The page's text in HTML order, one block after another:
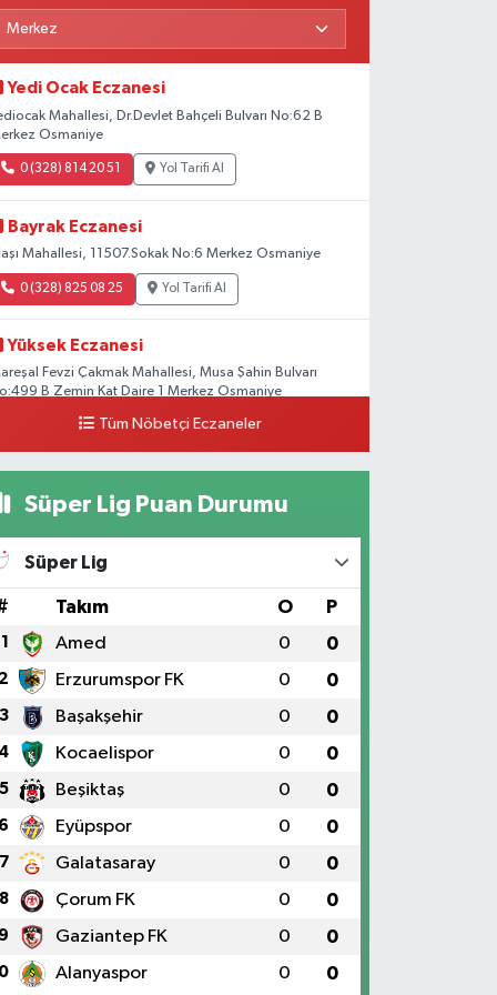
Yedi Ocak Eczanesi
Mahallesi, Dr.Devlet Bahçeli Bulvarı No:62 B
Osmaniye
0 (328) 814 20 51 Yol Tarifi Al
Bayrak Eczanesi
Mahallesi, 11507.Sokak No:6 Merkez Osmaniye
0 (328) 825 08 25 Yol Tarifi Al
Yüksek Eczanesi
Fevzi Çakmak Mahallesi, Musa Şahin Bulvarı
B Zemin Kat Daire 1 Merkez Osmaniye
0 (328) 812 02 00 Yol Tarifi Al
Tüm Nöbetçi Eczaneler
Süper Lig Puan Durumu
Süper Lig
Takım O P
1 Amed 0 0
2 Erzurumspor FK 0 0
3 Başakşehir 0 0
4 Kocaelispor 0 0
5 Beşiktaş 0 0
6 Eyüpspor 0 0
7 Galatasaray 0 0
8 Çorum FK 0 0
9 Gaziantep FK 0 0
Alanyaspor 0 0